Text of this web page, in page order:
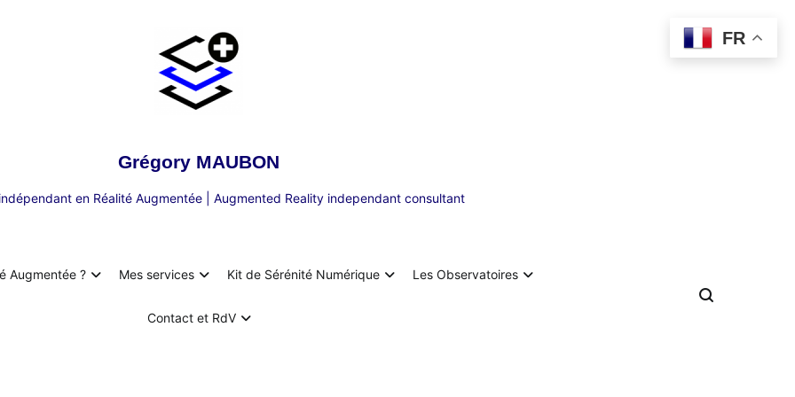
Grégory MAUBON
en Réalité Augmentée | Augmented Reality independant consultant
Augmentée ? Mes services Kit de Sérénité Numérique Les Observatoires
Contact et RdV
FR